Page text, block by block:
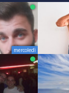
mercoledì